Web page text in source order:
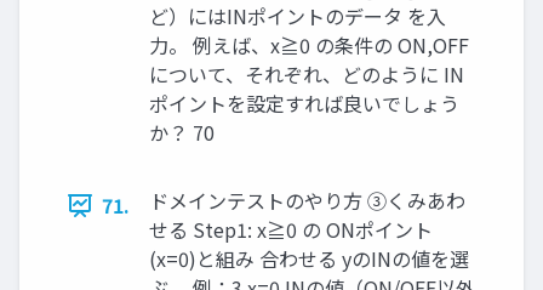
ど）にはINポイントのデータ を入
力。 例えば、x≧0 の条件の ON,OFF
について、それぞれ、どのように IN
ポイントを設定すれば良いでしょう
か？ 70
71.
ドメインテストのやり方 ③くみあわ
せる Step1: x≧0 の ONポイント
(x=0)と組み 合わせる yのINの値を選